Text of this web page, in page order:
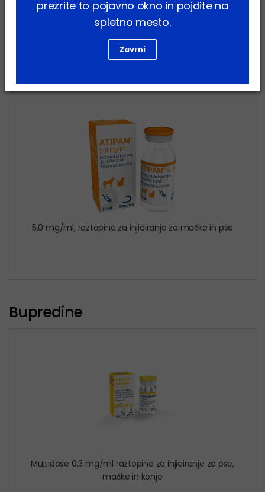
5.0 mg/ml, raztopina za injiciranje za mačke in pse
Bupredine
Multidose 0,3 mg/ml raztopina za injiciranje za pse,
mačke in konje
prezrite to pojavno okno in pojdite na
spletno mesto.
Zavrni